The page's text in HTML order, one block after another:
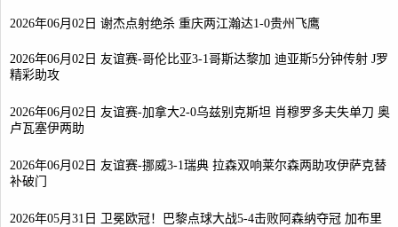
2026年06月02日 谢杰点射绝杀 重庆两江瀚达1-0贵州飞鹰
2026年06月02日 友谊赛-哥伦比亚3-1哥斯达黎加 迪亚斯5分钟传射 J罗
精彩助攻
2026年06月02日 友谊赛-加拿大2-0乌兹别克斯坦 肖穆罗多夫失单刀 奥
卢瓦塞伊两助
2026年06月02日 友谊赛-挪威3-1瑞典 拉森双响莱尔森两助攻伊萨克替
补破门
2026年05月31日 卫冕欧冠！巴黎点球大战5-4击败阿森纳夺冠 加布里